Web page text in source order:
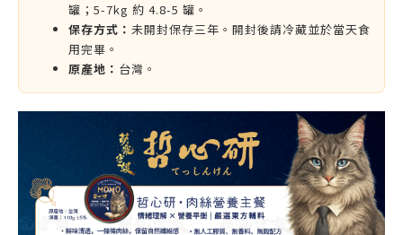
罐；5-7kg 約 4.8-5 罐。
保存方式： 未開封保存三年。開封後請冷藏並於當天食
用完畢。
原產地： 台灣。